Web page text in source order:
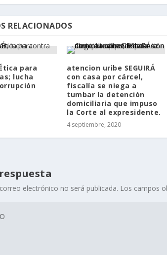
RELACIONADOS
para
lucha
atencion uribe SEGUIRÁ
con casa por cárcel,
fiscalía se niega a
tumbar la detención
domiciliaria que impuso
la Corte al expresidente.
4 septiembre, 2020
electrónico no será publicada. Los campos